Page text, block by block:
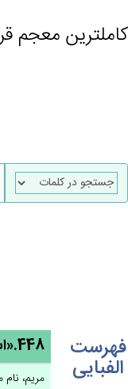
کاملترین معجم
فهرست
الفبایی
448.«اسم» مَرْيَم‌َ [29] ← مریم
مریم،